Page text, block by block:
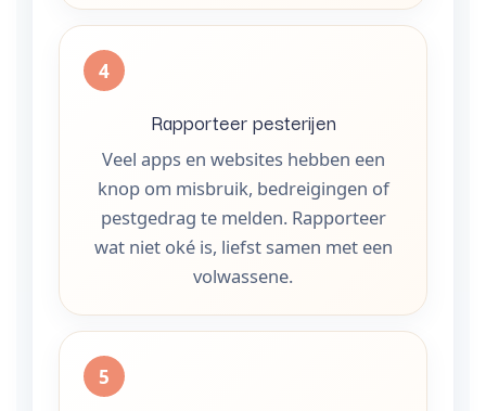
Rapporteer pesterijen
Veel apps en websites hebben een
knop om misbruik, bedreigingen of
pestgedrag te melden. Rapporteer
wat niet oké is, liefst samen met een
volwassene.